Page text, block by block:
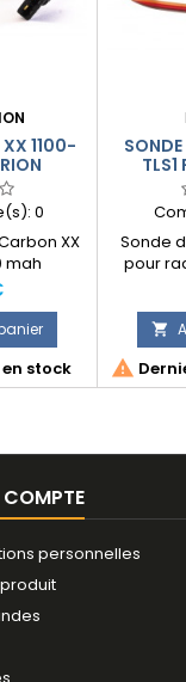
XX 1100-
0
XX
mah
stock
SONDE
TLS1
Sonde
pour


personnelles